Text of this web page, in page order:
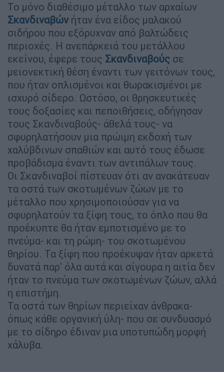
Το μόνο διαθέσιμο μέταλλο των αρχαίων
Σκανδιναβών ήταν ένα είδος μαλακού
σιδήρου που εξόρυχναν από βαλτώδεις
περιοχές. Η ανεπάρκειά του μετάλλου
εκείνου, έφερε τους Σκανδιναβούς σε
μειονεκτική θέση έναντι των γειτόνων τους,
που ήταν οπλισμένοι και θωρακισμένοι με
ισχυρό σίδερο. Ωστόσο, οι θρησκευτικές
τους δοξασίες και πεποιθήσεις, οδήγησαν
τους Σκανδιναβούς- άθελά τους- να
σφυρηλατήσουν μια πρώιμη εκδοχή των
χαλύβδινων σπαθιών και αυτό τους έδωσε
προβάδισμα έναντι των αντιπάλων τους.
Οι Σκανδιναβοί πίστευαν ότι αν ανακάτευαν
τα οστά των σκοτωμένων ζώων με το
μέταλλο που χρησιμοποιούσαν για να
σφυρηλατούν τα ξίφη τους, το όπλο που θα
προέκυπτε θα ήταν εμποτισμένο με το
πνεύμα- και τη ρώμη- του σκοτωμένου
θηρίου. Τα ξίφη που προέκυψαν ήταν αρκετά
δυνατά παρ' όλα αυτά και σίγουρα η αιτία δεν
ήταν το πνεύμα των σκοτωμένων ζώων, αλλά
η επιστήμη.
Τα οστά των θηρίων περιείχαν άνθρακα-
όπως κάθε οργανική ύλη- που σε συνδυασμό
με το σίδηρο έδιναν μια υποτυπώδη μορφή
χάλυβα.